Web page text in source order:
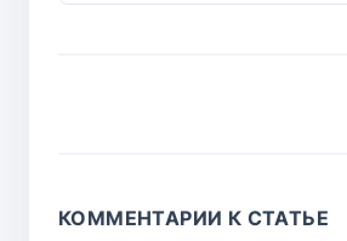
КОММЕНТАРИИ К СТАТЬЕ